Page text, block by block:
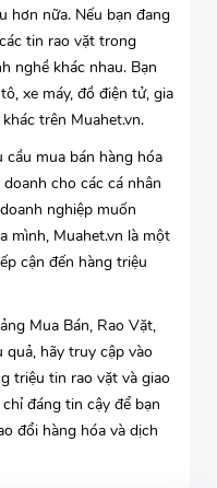
hơn nữa. Nếu bạn đang
tin rao vặt trong
nghề khác nhau. Bạn
xe máy, đồ điện tử, gia
trên Muahet.vn.
mua bán hàng hóa
cho các cá nhân
nghiệp muốn
mình, Muahet.vn là một
cận đến hàng triệu
Mua Bán, Rao Vặt,
hãy truy cập vào
triệu tin rao vặt và giao
đáng tin cậy để bạn
đổi hàng hóa và dịch